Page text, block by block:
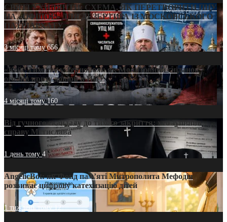
СВЯТІ УХИЛЯНТИ: СХЕМА, ЯК ПЕРЕТВОРИТИ ПЦУ
НА «ОФШОР» ДЛЯ ДЕЗЕРТИРА ІЗ МОСКОВСЬКОГО
ПАТРІАРХАТУ
3 місяці тому656
«Кейс Тихона» у Тернополі: як Молитовний сніданок
оголив кризу довіри в ПЦУ
4 місяці тому160
Від гучного скандалу до тихого закриття: хто зупинив
справу Мстислава
1 день тому4
AngelicBot: як Фонд пам’яті Митрополита Мефодія
розвиває цифрову катехизацію дітей
1 тиждень тому12